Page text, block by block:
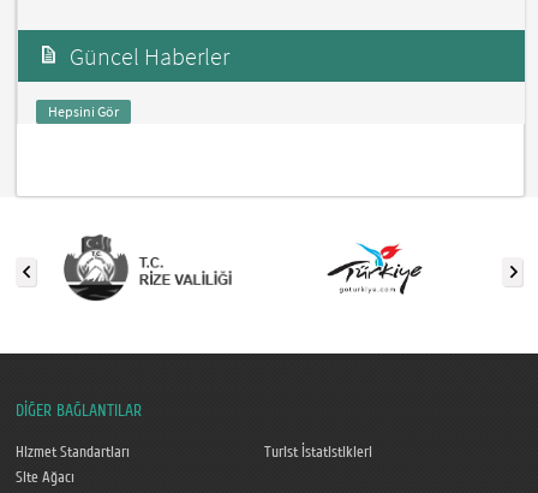
Güncel Haberler
Hepsini Gör
DİĞER BAĞLANTILAR
Hizmet Standartları
Turist İstatistikleri
Site Ağacı